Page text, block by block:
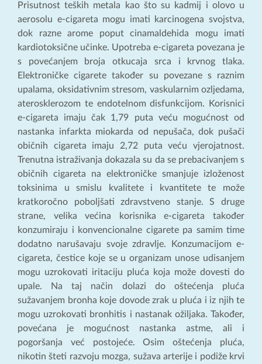
Prisutnost teških metala kao što su kadmij i olovo u
aerosolu e-cigareta mogu imati karcinogena svojstva,
dok razne arome poput cinamaldehida mogu imati
kardiotoksične učinke. Upotreba e-cigareta povezana je
s povećanjem broja otkucaja srca i krvnog tlaka.
Elektroničke cigarete također su povezane s raznim
upalama, oksidativnim stresom, vaskularnim ozljedama,
aterosklerozom te endotelnom disfunkcijom. Korisnici
e-cigareta imaju čak 1,79 puta veću mogućnost od
nastanka infarkta miokarda od nepušača, dok pušači
običnih cigareta imaju 2,72 puta veću vjerojatnost.
Trenutna istraživanja dokazala su da se prebacivanjem s
običnih cigareta na elektroničke smanjuje izloženost
toksinima u smislu kvalitete i kvantitete te može
kratkoročno poboljšati zdravstveno stanje. S druge
strane, velika većina korisnika e-cigareta također
konzumiraju i konvencionalne cigarete pa samim time
dodatno narušavaju svoje zdravlje. Konzumacijom e-
cigareta, čestice koje se u organizam unose udisanjem
mogu uzrokovati iritaciju pluća koja može dovesti do
upale. Na taj način dolazi do oštećenja pluća
sužavanjem bronha koje dovode zrak u pluća i iz njih te
mogu uzrokovati bronhitis i nastanak ožiljaka. Također,
povećana je mogućnost nastanka astme, ali i
pogoršanja već postojeće. Osim oštećenja pluća,
nikotin šteti razvoju mozga, sužava arterije i podiže krvi